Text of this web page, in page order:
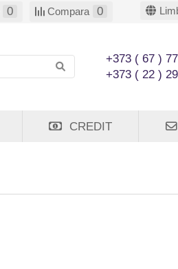
0 Compara 0
+373 ( 67 )
+373 ( 22 )
CREDIT